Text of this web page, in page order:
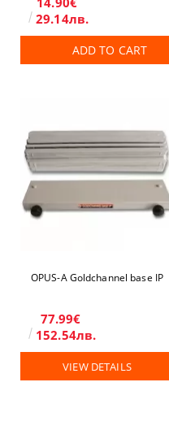
29.14лв.
ADD TO CART
OPUS-А Goldchannel base IP
77.99€
152.54лв.
VIEW DETAILS